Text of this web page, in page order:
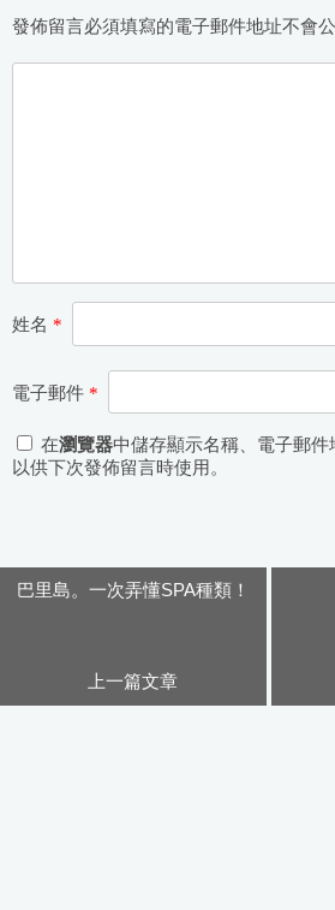
發佈留言必須填寫的電子郵件地址不會公
姓名 *
電子郵件 *
在瀏覽器中儲存顯示名稱、電子郵件
以供下次發佈留言時使用。
巴里島。一次弄懂SPA種類！
上一篇文章